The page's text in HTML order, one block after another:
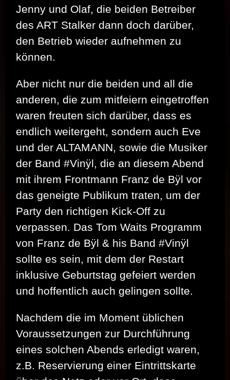
Jenny und Olaf, die beiden Betreiber
des ART Stalker dann doch darüber,
den Betrieb wieder aufnehmen zu
können.
Aber nicht nur die beiden und all die
anderen, die zum mitfeiern eingetroffen
waren freuten sich darüber, dass es
endlich weitergeht, sondern auch Eve
und der ALTAMANN, sowie die Musiker
der Band #Vinÿl, die an diesem Abend
mit ihrem Frontmann Franz de Bÿl vor
das geneigte Publikum traten, um der
Party den richtigen Kick-Off zu
verpassen. Das Tom Waits Programm
von Franz de Bÿl & his Band #Vinÿl
sollte es sein, mit dem der Restart
inklusive Geburtstag gefeiert werden
und hoffentlich auch gelingen sollte.
Nachdem die im Moment üblichen
Voraussetzungen zur Durchführung
eines solchen Abends erledigt waren,
z.B. Reservierung einer Eintrittskarte